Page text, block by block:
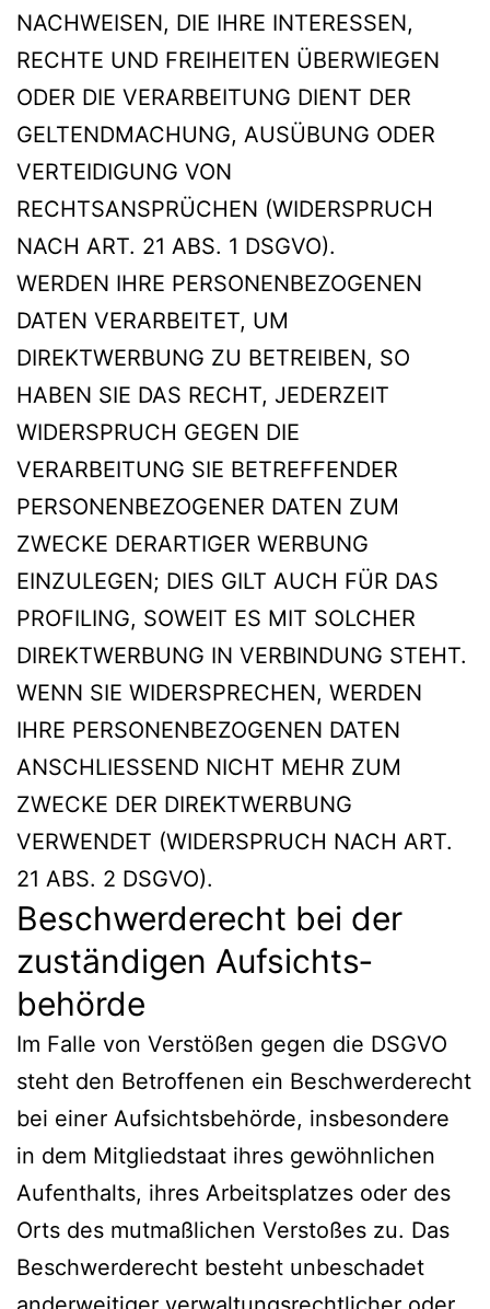
NACHWEISEN, DIE IHRE INTERESSEN,
RECHTE UND FREIHEITEN ÜBERWIEGEN
ODER DIE VERARBEITUNG DIENT DER
GELTENDMACHUNG, AUSÜBUNG ODER
VERTEIDIGUNG VON
RECHTSANSPRÜCHEN (WIDERSPRUCH
NACH ART. 21 ABS. 1 DSGVO).
WERDEN IHRE PERSONENBEZOGENEN
DATEN VERARBEITET, UM
DIREKTWERBUNG ZU BETREIBEN, SO
HABEN SIE DAS RECHT, JEDERZEIT
WIDERSPRUCH GEGEN DIE
VERARBEITUNG SIE BETREFFENDER
PERSONENBEZOGENER DATEN ZUM
ZWECKE DERARTIGER WERBUNG
EINZULEGEN; DIES GILT AUCH FÜR DAS
PROFILING, SOWEIT ES MIT SOLCHER
DIREKTWERBUNG IN VERBINDUNG STEHT.
WENN SIE WIDERSPRECHEN, WERDEN
IHRE PERSONENBEZOGENEN DATEN
ANSCHLIESSEND NICHT MEHR ZUM
ZWECKE DER DIREKTWERBUNG
VERWENDET (WIDERSPRUCH NACH ART.
21 ABS. 2 DSGVO).
Beschwerde­recht bei der
zuständigen Aufsichts­
behörde
Im Falle von Verstößen gegen die DSGVO
steht den Betroffenen ein Beschwerderecht
bei einer Aufsichtsbehörde, insbesondere
in dem Mitgliedstaat ihres gewöhnlichen
Aufenthalts, ihres Arbeitsplatzes oder des
Orts des mutmaßlichen Verstoßes zu. Das
Beschwerderecht besteht unbeschadet